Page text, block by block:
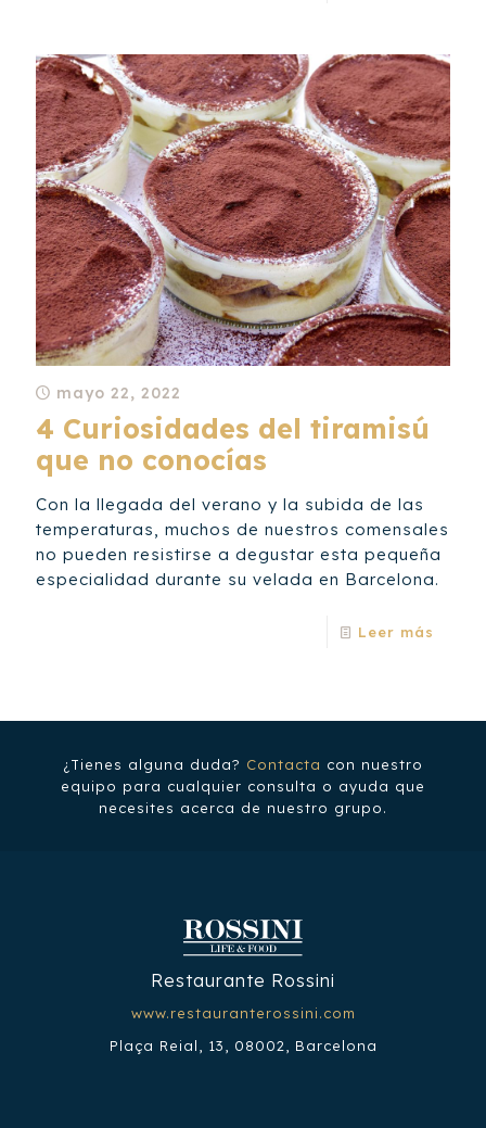
mayo 22, 2022
4 Curiosidades del tiramisú
que no conocías
Con la llegada del verano y la subida de las
temperaturas, muchos de nuestros comensales
no pueden resistirse a degustar esta pequeña
especialidad durante su velada en Barcelona.
Leer más
¿Tienes alguna duda? Contacta con nuestro
equipo para cualquier consulta o ayuda que
necesites acerca de nuestro grupo.
Restaurante Rossini
www.restauranterossini.com
Plaça Reial, 13, 08002, Barcelona